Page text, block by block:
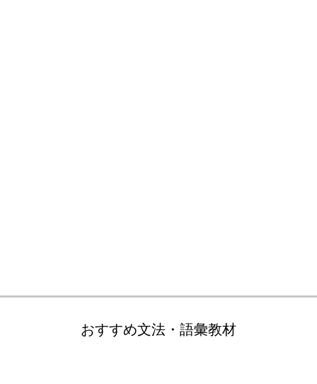
おすすめ文法・語彙教材